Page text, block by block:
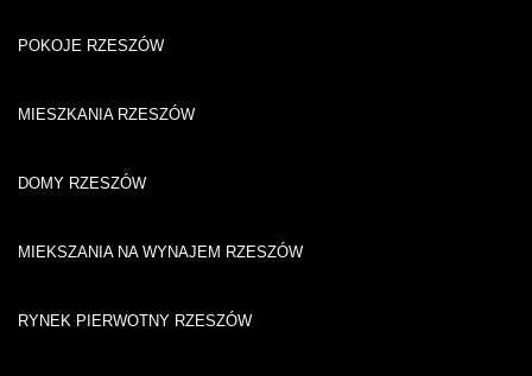
POKOJE RZESZÓW
MIESZKANIA RZESZÓW
DOMY RZESZÓW
MIEKSZANIA NA WYNAJEM RZESZÓW
RYNEK PIERWOTNY RZESZÓW